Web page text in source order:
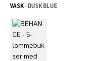
VASK -DUSK BLUE